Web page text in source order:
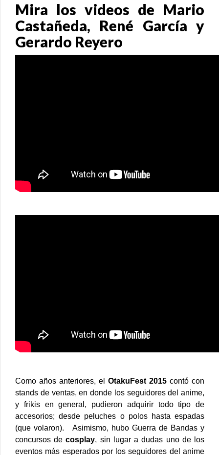
Mira los videos de Mario
Castañeda, René García y
Gerardo Reyero
Como años anteriores, el OtakuFest 2015 contó con
stands de ventas, en donde los seguidores del anime,
y frikis en general, pudieron adquirir todo tipo de
accesorios; desde peluches o polos hasta espadas
(que volaron).
Asimismo, hubo Guerra de Bandas y
concursos decosplay, sin lugar a dudas uno de los
eventos más esperados por los seguidores del anime